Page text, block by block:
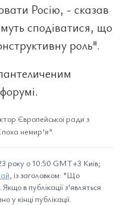
Росію, - сказав
сподіватися, що
роль".
Європейської ради з
немир'я".
року о 10:50 GMT+3 Київ;
, із заголовком: "Що
в публікації з'являться
у кінці публікації.